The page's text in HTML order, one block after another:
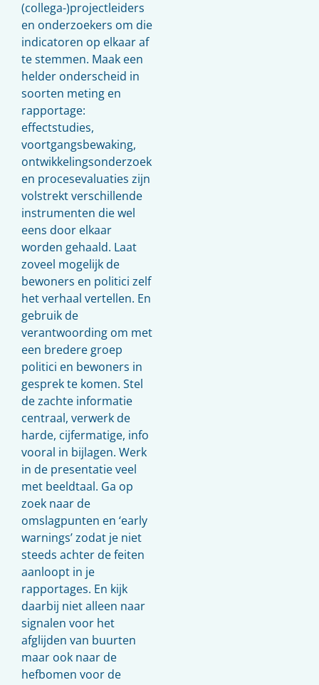
(collega-)projectleiders
en onderzoekers om die
indicatoren op elkaar af
te stemmen. Maak een
helder onderscheid in
soorten meting en
rapportage:
effectstudies,
voortgangsbewaking,
ontwikkelingsonderzoek
en procesevaluaties zijn
volstrekt verschillende
instrumenten die wel
eens door elkaar
worden gehaald. Laat
zoveel mogelijk de
bewoners en politici zelf
het verhaal vertellen. En
gebruik de
verantwoording om met
een bredere groep
politici en bewoners in
gesprek te komen. Stel
de zachte informatie
centraal, verwerk de
harde, cijfermatige, info
vooral in bijlagen. Werk
in de presentatie veel
met beeldtaal. Ga op
zoek naar de
omslagpunten en ‘early
warnings’ zodat je niet
steeds achter de feiten
aanloopt in je
rapportages. En kijk
daarbij niet alleen naar
signalen voor het
afglijden van buurten
maar ook naar de
hefbomen voor de